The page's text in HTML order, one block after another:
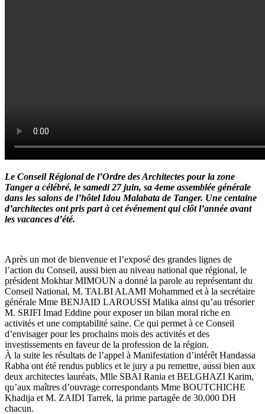
Le Conseil Régional de l’Ordre des Architectes pour la zone
Tanger a célébré, le samedi 27 juin, sa 4eme assemblée générale
dans les salons de l’hôtel Idou Malabata de Tanger. Une centaine
d’architectes ont pris part à cet événement qui clôt l’année avant
les vacances d’été.
Après un mot de bienvenue et l’exposé des grandes lignes de
l’action du Conseil, aussi bien au niveau national que régional, le
président Mokhtar MIMOUN a donné la parole au représentant du
Conseil National, M. TALBI ALAMI Mohammed et à la secrétaire
générale Mme BENJAID LAROUSSI Malika ainsi qu’au trésorier
M. SRIFI Imad Eddine pour exposer un bilan moral riche en
activités et une comptabilité saine. Ce qui permet à ce Conseil
d’envisager pour les prochains mois des activités et des
investissements en faveur de la profession de la région.
À la suite les résultats de l’appel à Manifestation d’intérêt Handassa
Rabha ont été rendus publics et le jury a pu remettre, aussi bien aux
deux architectes lauréats, Mlle SBAI Rania et BELGHAZI Karim,
qu’aux maîtres d’ouvrage correspondants Mme BOUTCHICHE
Khadija et M. ZAIDI Tarrek, la prime partagée de 30.000 DH
chacun.